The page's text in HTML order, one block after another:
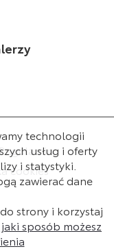
cookies
technologii
usług i oferty
i statystyki.
zawierać dane
strony i korzystaj
sposób możesz